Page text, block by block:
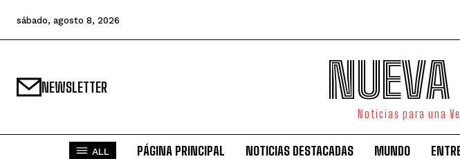
sábado, agosto 8, 2026
NEWSLETTER
Noticias para una
ALL PÁGINA PRINCIPAL NOTICIAS DESTACADAS MUNDO